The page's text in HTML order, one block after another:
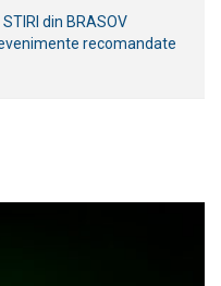
STIRI din BRASOV
recomandate